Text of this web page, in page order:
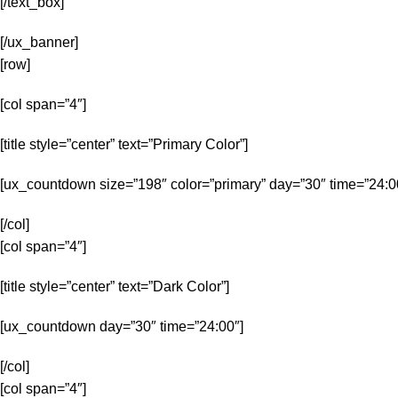
[/ux_banner]
[row]
[col span=”4″]
[title style=”center” text=”Primary Color”]
[ux_countdown size=”198″ color=”primary” day=”30″
[/col]
[col span=”4″]
[title style=”center” text=”Dark Color”]
[ux_countdown day=”30″ time=”24:00″]
[/col]
[col span=”4″]